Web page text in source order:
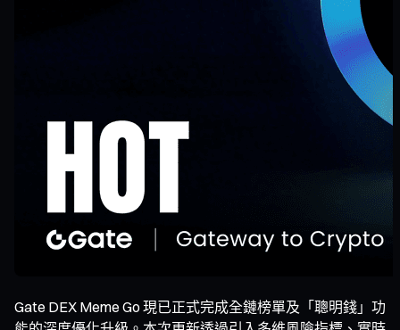
Gate DEX Meme Go 現已正式完成全鏈榜單及「聰明錢」功